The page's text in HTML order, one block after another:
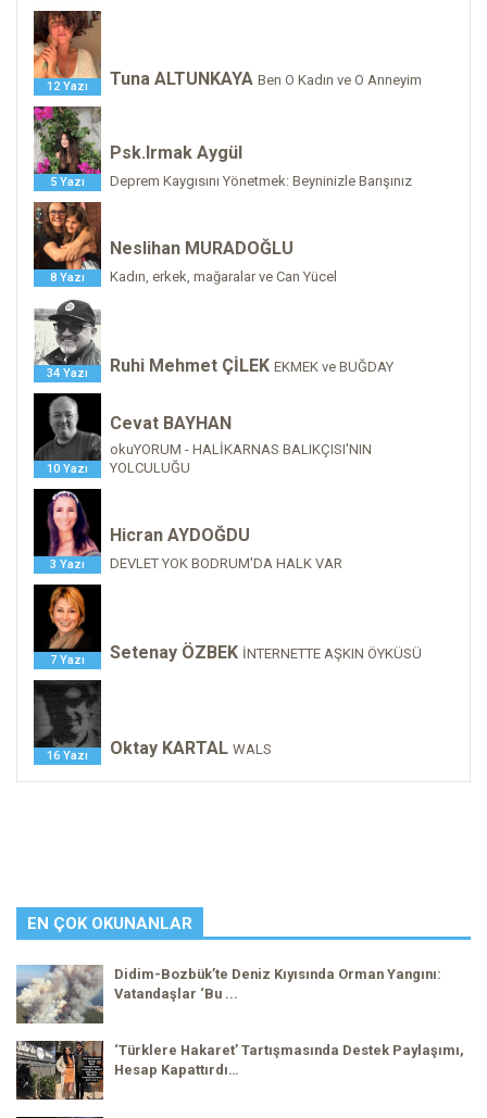
12 Yazı Tuna ALTUNKAYA Ben O Kadın ve O Anneyim
5 Yazı
Psk.Irmak Aygül
Deprem Kaygısını Yönetmek: Beyninizle Barışınız
8 Yazı
Neslihan MURADOĞLU
Kadın, erkek, mağaralar ve Can Yücel
34 Yazı Ruhi Mehmet ÇİLEK EKMEK ve BUĞDAY
10 Yazı
Cevat BAYHAN
okuYORUM - HALİKARNAS BALIKÇISI'NIN
YOLCULUĞU
3 Yazı
Hicran AYDOĞDU
DEVLET YOK BODRUM'DA HALK VAR
7 Yazı Setenay ÖZBEK İNTERNETTE AŞKIN ÖYKÜSÜ
16 Yazı Oktay KARTAL WALS
EN ÇOK OKUNANLAR
Didim-Bozbük’te Deniz Kıyısında Orman Yangını:
Vatandaşlar ‘Bu ...
‘Türklere Hakaret’ Tartışmasında Destek Paylaşımı,
Hesap Kapattırdı…